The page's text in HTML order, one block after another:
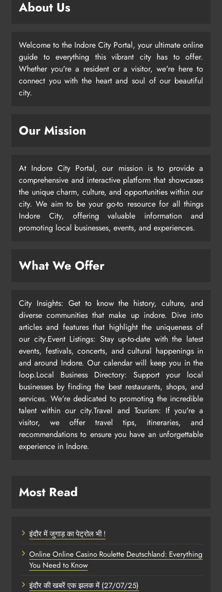
About Us
Welcome to the Indore City Portal, your ultimate online
guide to everything this vibrant city has to offer.
Whether you're a resident or a visitor, we're here to
connect you with the heart and soul of our beautiful
city.
Our Mission
At Indore City Portal, our mission is to provide a
comprehensive and interactive platform that showcases
the unique charm, culture, and opportunities within our
city. We aim to be your go-to resource for all things
Indore City, offering valuable information and
promoting local businesses, events, and experiences.
What We Offer
City Insights: Get to know the history, culture, and
diverse communities that make up indore. Dive into
articles and features that highlight the uniqueness of
our city.Event Listings: Stay up-to-date with the latest
events, festivals, concerts, and cultural happenings in
and around Indore. Our calendar will keep you in the
loop.Local Business Directory: Support your local
businesses by finding the best restaurants, shops, and
services. We're dedicated to promoting the incredible
talent within our city.Travel and Tourism: If you're a
visitor, we offer travel tips, itineraries, and
recommendations to ensure you have an unforgettable
experience in Indore.
Most Read
इंदौर में जुगाड़ का पेट्रोल भी !
Online Online Casino Roulette Deutschland: Everything
You Need to Know
इंदौर की खबरें एक झलक में (27/07/25)